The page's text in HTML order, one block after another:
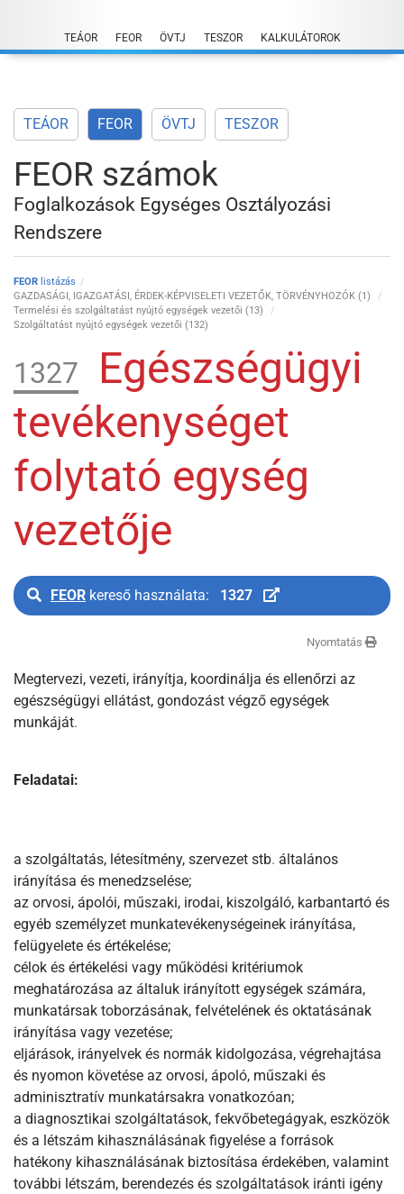
content
TEÁOR FEOR ÖVTJ TESZOR KALKULÁTOROK
TEÁOR FEOR ÖVTJ TESZOR
FEOR számok
Foglalkozások Egységes Osztályozási
Rendszere
FEOR listázás
GAZDASÁGI, IGAZGATÁSI, ÉRDEK-KÉPVISELETI VEZETŐK, TÖRVÉNYHOZÓK (1)
Termelési és szolgáltatást nyújtó egységek vezetői (13)
Szolgáltatást nyújtó egységek vezetői (132)
1327
Egészségügyi
tevékenységet
folytató egység
vezetője
FEOR kereső használata: 1327
Nyomtatás
Megtervezi, vezeti, irányítja, koordinálja és ellenőrzi az
egészségügyi ellátást, gondozást végző egységek
munkáját.
Feladatai:
a szolgáltatás, létesítmény, szervezet stb. általános
irányítása és menedzselése;
az orvosi, ápolói, műszaki, irodai, kiszolgáló, karbantartó és
egyéb személyzet munkatevékenységeinek irányítása,
felügyelete és értékelése;
célok és értékelési vagy működési kritériumok
meghatározása az általuk irányított egységek számára,
munkatársak toborzásának, felvételének és oktatásának
irányítása vagy vezetése;
eljárások, irányelvek és normák kidolgozása, végrehajtása
és nyomon követése az orvosi, ápoló, műszaki és
adminisztratív munkatársakra vonatkozóan;
a diagnosztikai szolgáltatások, fekvőbetegágyak, eszközök
és a létszám kihasználásának figyelése a források
hatékony kihasználásának biztosítása érdekében, valamint
további létszám, berendezés és szolgáltatások iránti igény